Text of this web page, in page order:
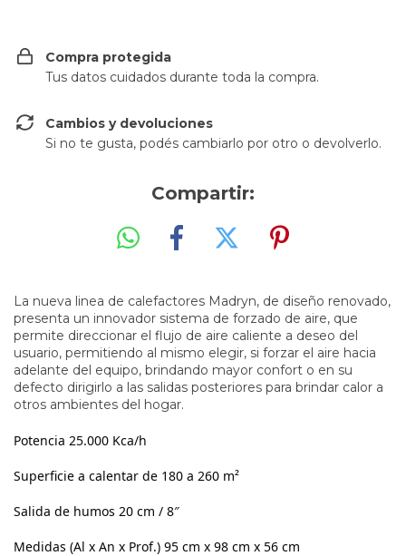
Compra protegida
Tus datos cuidados durante toda la compra.
Cambios y devoluciones
Si no te gusta, podés cambiarlo por otro o devolverlo.
Compartir:
La nueva linea de calefactores Madryn, de diseño renovado,
presenta un innovador sistema de forzado de aire, que
permite direccionar el flujo de aire caliente a deseo del
usuario, permitiendo al mismo elegir, si forzar el aire hacia
adelante del equipo, brindando mayor confort o en su
defecto dirigirlo a las salidas posteriores para brindar calor a
otros ambientes del hogar.
Potencia 25.000 Kca/h
Superficie a calentar de 180 a 260 m²
Salida de humos 20 cm / 8″
Medidas (Al x An x Prof.) 95 cm x 98 cm x 56 cm